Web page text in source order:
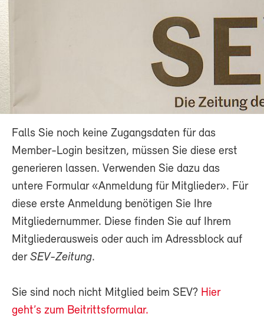
Falls Sie noch keine Zugangsdaten für das
Member-Login besitzen, müssen Sie diese erst
generieren lassen. Verwenden Sie dazu das
untere Formular «Anmeldung für Mitglieder». Für
diese erste Anmeldung benötigen Sie Ihre
Mitgliedernummer. Diese finden Sie auf Ihrem
Mitgliederausweis oder auch im Adressblock auf
der SEV-Zeitung.
Sie sind noch nicht Mitglied beim SEV? Hier
geht’s zum Beitrittsformular.